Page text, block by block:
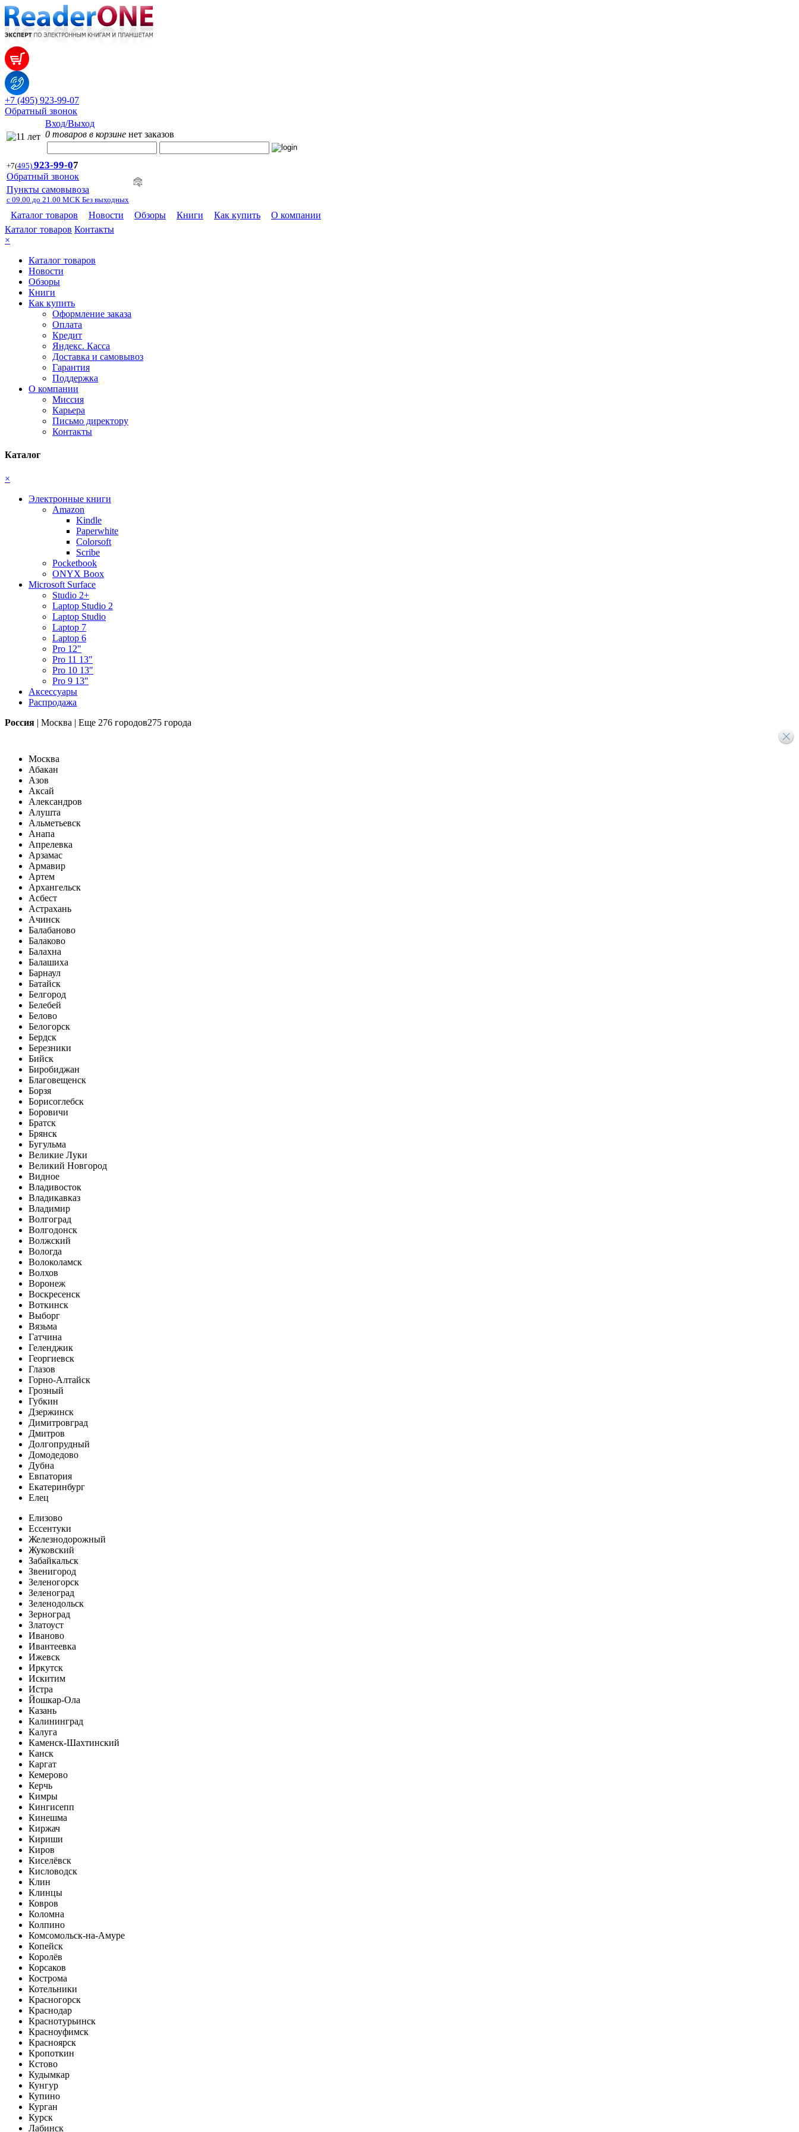
+7 (495) 923-99-07
Обратный звонок
Вход/Выход
0 товаров в корзине нет заказов
+7(495) 923-99-07
Обратный звонок
Пункты самовывоза
с 09.00 до 21.00 МСК Без выходных
Каталог товаров Новости Обзоры Книги Как купить
О компании
Каталог товаров Контакты
×
Каталог товаров
Новости
Обзоры
Книги
Как купить
Оформление заказа
Оплата
Кредит
Яндекс. Касса
Доставка и самовывоз
Гарантия
Поддержка
О компании
Миссия
Карьера
Письмо директору
Контакты
Каталог
×
Электронные книги
Amazon
Kindle
Paperwhite
Colorsoft
Scribe
Pocketbook
ONYX Boox
Microsoft Surface
Studio 2+
Laptop Studio 2
Laptop Studio
Laptop 7
Laptop 6
Pro 12"
Pro 11 13"
Pro 10 13"
Pro 9 13"
Аксессуары
Распродажа
Россия | Москва | Еще 276 городов275 города
Москва
Абакан
Азов
Аксай
Александров
Алушта
Альметьевск
Анапа
Апрелевка
Арзамас
Армавир
Артем
Архангельск
Асбест
Астрахань
Ачинск
Балабаново
Балаково
Балахна
Балашиха
Барнаул
Батайск
Белгород
Белебей
Белово
Белогорск
Бердск
Березники
Бийск
Биробиджан
Благовещенск
Борзя
Борисоглебск
Боровичи
Братск
Брянск
Бугульма
Великие Луки
Великий Новгород
Видное
Владивосток
Владикавказ
Владимир
Волгоград
Волгодонск
Волжский
Вологда
Волоколамск
Волхов
Воронеж
Воскресенск
Воткинск
Выборг
Вязьма
Гатчина
Геленджик
Георгиевск
Глазов
Горно-Алтайск
Грозный
Губкин
Дзержинск
Димитровград
Дмитров
Долгопрудный
Домодедово
Дубна
Евпатория
Екатеринбург
Елец
Елизово
Ессентуки
Железнодорожный
Жуковский
Забайкальск
Звенигород
Зеленогорск
Зеленоград
Зеленодольск
Зерноград
Златоуст
Иваново
Ивантеевка
Ижевск
Иркутск
Искитим
Истра
Йошкар-Ола
Казань
Калининград
Калуга
Каменск-Шахтинский
Канск
Каргат
Кемерово
Керчь
Кимры
Кингисепп
Кинешма
Киржач
Кириши
Киров
Киселёвск
Кисловодск
Клин
Клинцы
Ковров
Коломна
Колпино
Комсомольск-на-Амуре
Копейск
Королёв
Корсаков
Кострома
Котельники
Красногорск
Краснодар
Краснотурьинск
Красноуфимск
Красноярск
Кропоткин
Кстово
Кудымкар
Кунгур
Купино
Курган
Курск
Лабинск